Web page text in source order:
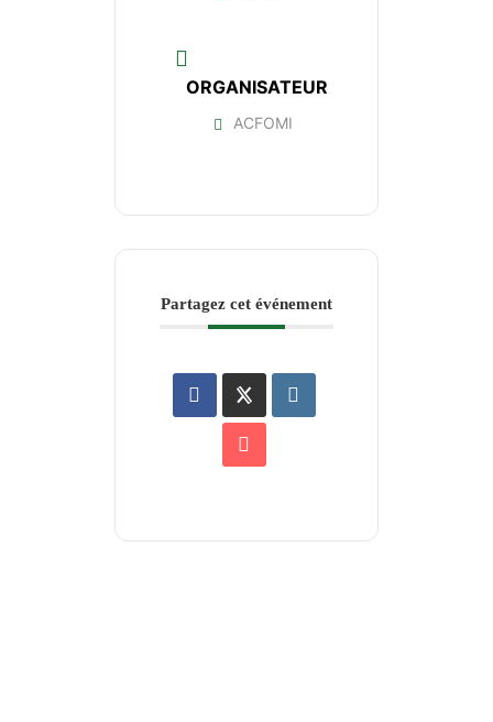
ORGANISATEUR
ACFOMI
Partagez cet événement